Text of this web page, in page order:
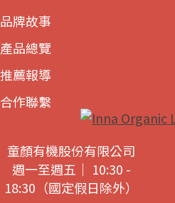
品牌故事
產品總覽
推薦報導
合作聯繫
童顏有機股份有限公司
週一至週五｜ 10:30 -
18:30（國定假日除外）